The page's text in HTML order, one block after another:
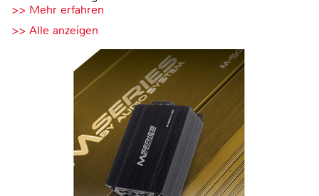
>> Mehr erfahren
>> Alle anzeigen